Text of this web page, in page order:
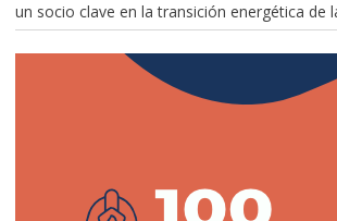
un socio clave en la transición energética de